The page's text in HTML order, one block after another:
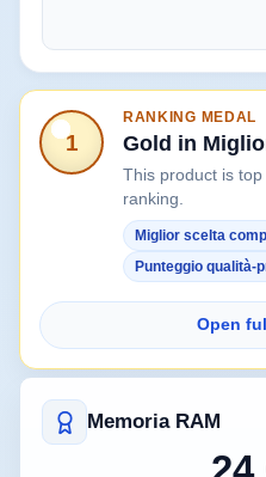
1
RANKING MEDAL
Gold in
This product is
ranking.
Miglior scelta
Punteggio qualità-
Open
Memoria RAM